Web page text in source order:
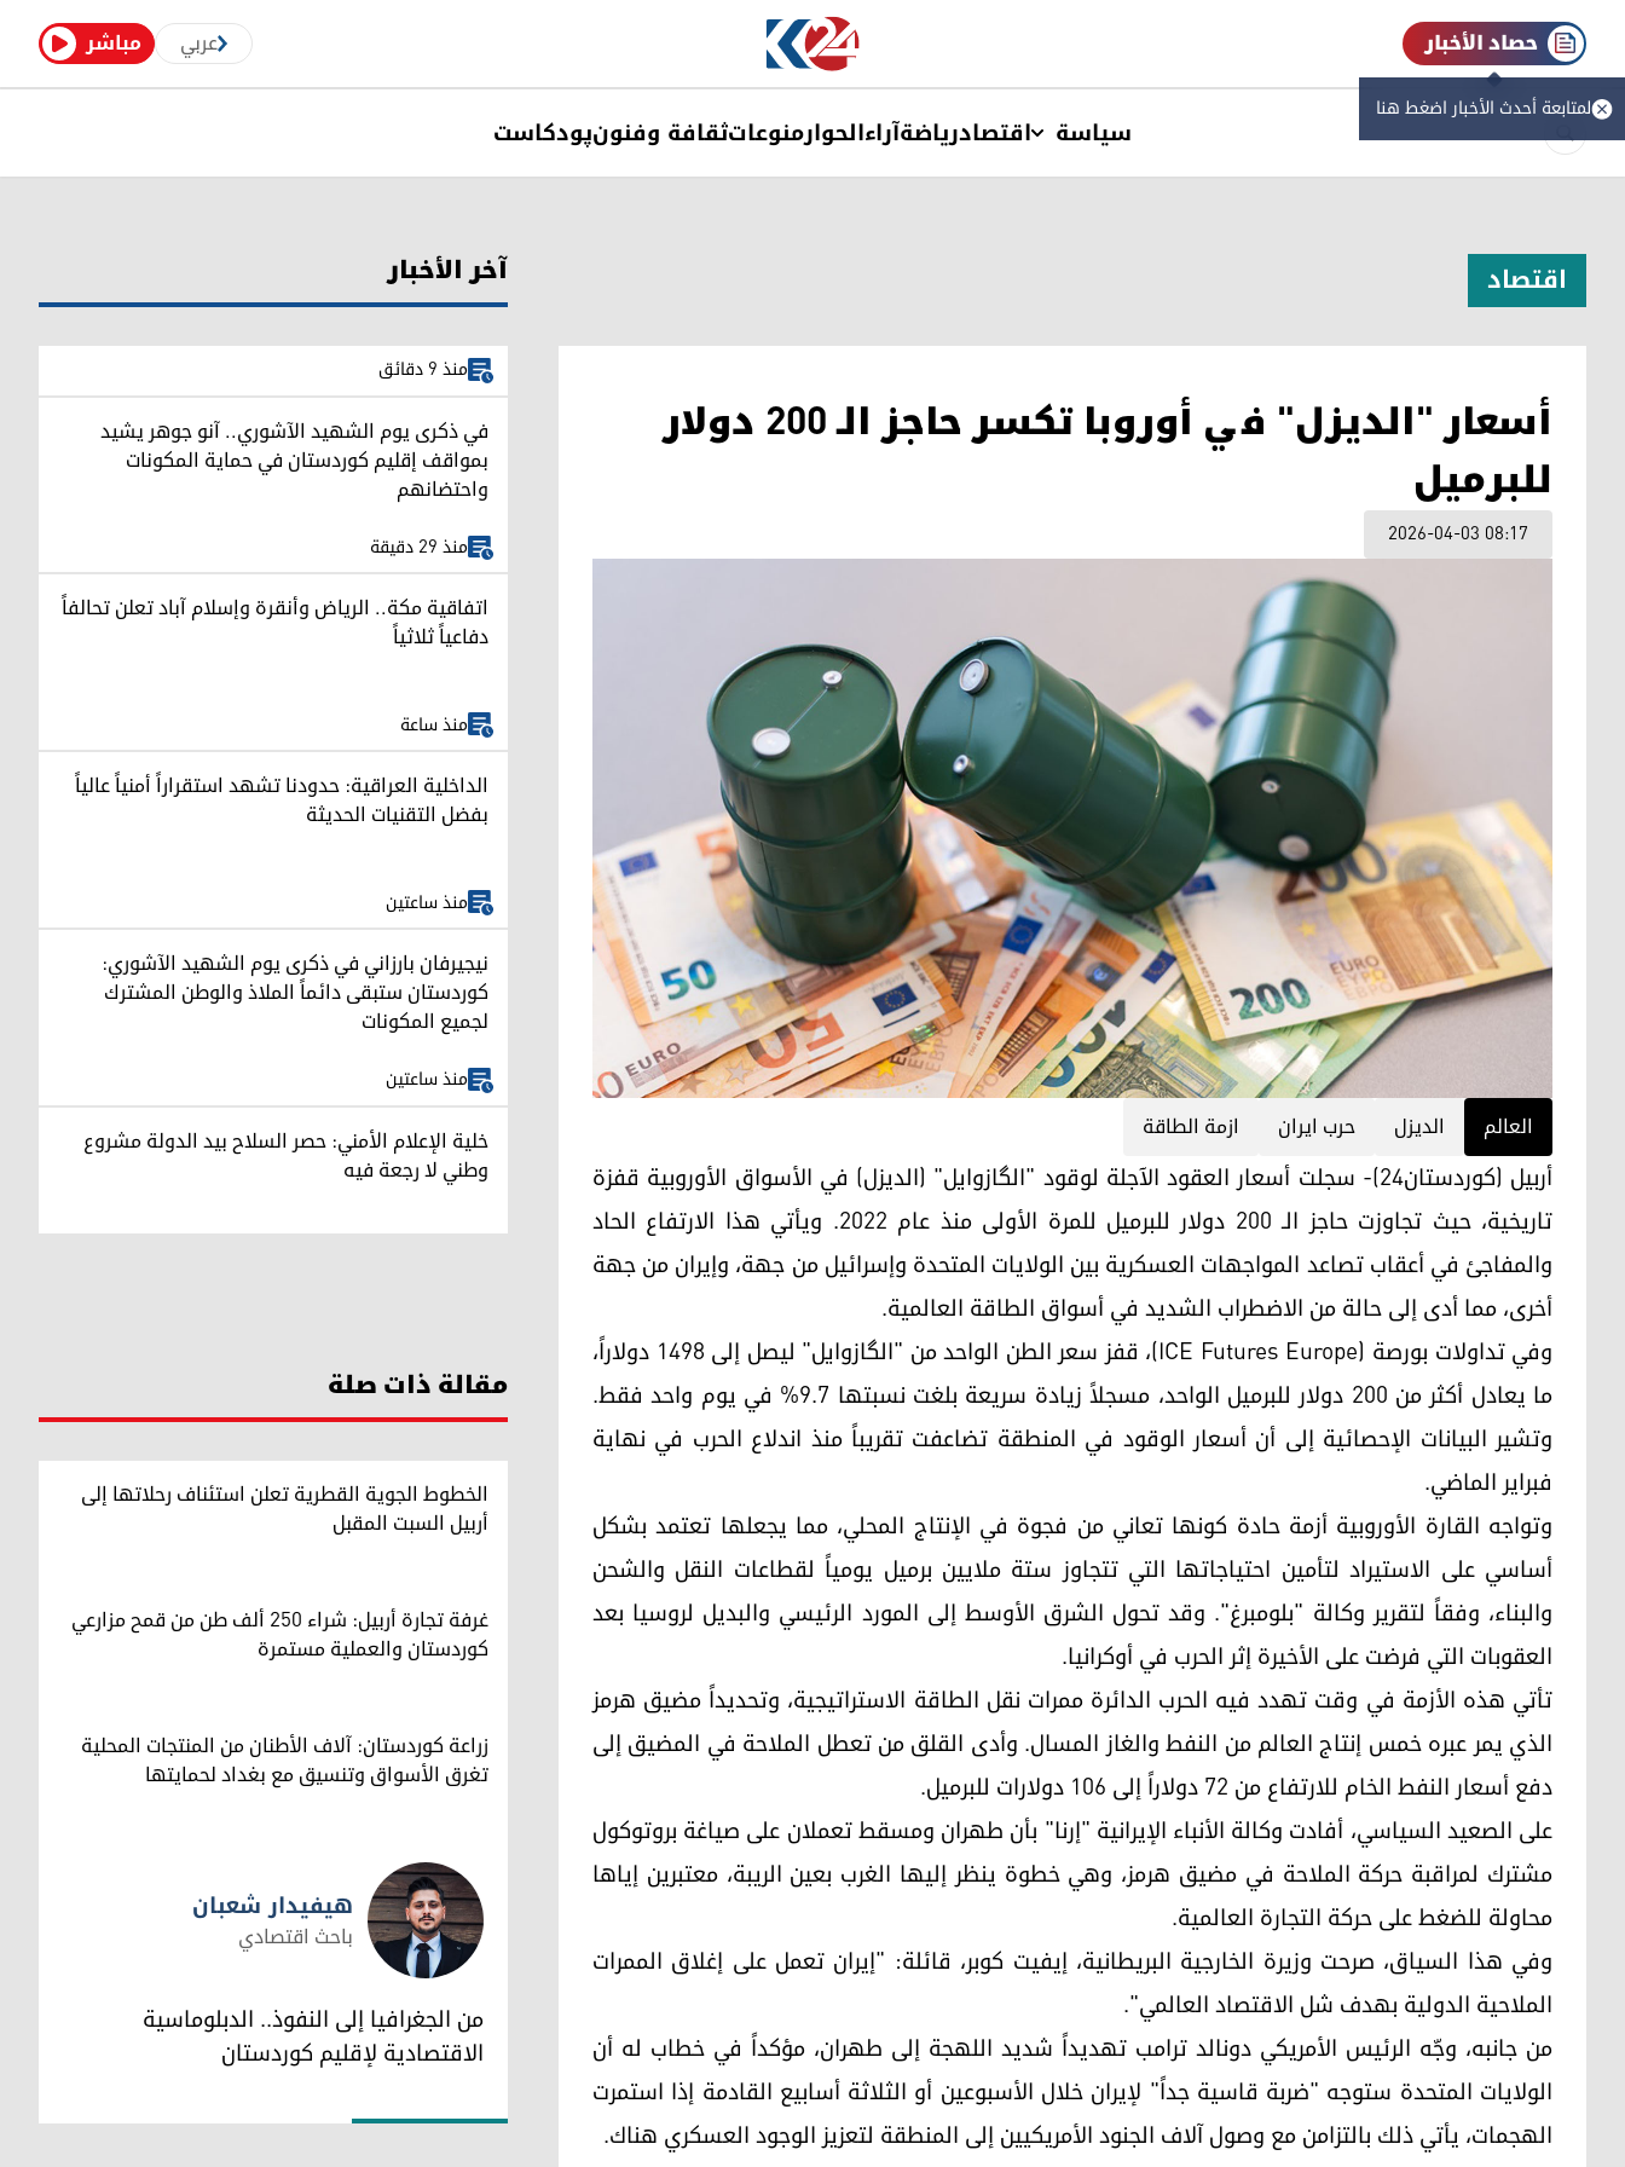
مباشر عربي حصاد الأخبار
لمتابعة أحدث الأخبار اضغط هنا
سیاسة اقتصادریاضةآراءالحوارمنوعاتثقافة وفنونپودکاست
اقتصاد
أسعار "الديزل" في أوروبا تكسر حاجز الـ 200 دولار
للبرميل
2026-04-03 08:17
العالم الديزل حرب ايران ازمة الطاقة
أربيل (كوردستان24)- سجلت أسعار العقود الآجلة لوقود "الگازوایل" (الديزل) في الأسواق الأوروبية قفزة
تاريخية، حيث تجاوزت حاجز الـ 200 دولار للبرميل للمرة الأولى منذ عام 2022. ويأتي هذا الارتفاع الحاد
والمفاجئ في أعقاب تصاعد المواجهات العسكرية بين الولايات المتحدة وإسرائيل من جهة، وإيران من جهة
أخرى، مما أدى إلى حالة من الاضطراب الشديد في أسواق الطاقة العالمية.
وفي تداولات بورصة (ICE Futures Europe)، قفز سعر الطن الواحد من "الگازوایل" ليصل إلى 1498 دولاراً،
ما يعادل أكثر من 200 دولار للبرميل الواحد، مسجلاً زيادة سريعة بلغت نسبتها 9.7% في يوم واحد فقط.
وتشير البيانات الإحصائية إلى أن أسعار الوقود في المنطقة تضاعفت تقريباً منذ اندلاع الحرب في نهاية
فبراير الماضي.
وتواجه القارة الأوروبية أزمة حادة كونها تعاني من فجوة في الإنتاج المحلي، مما يجعلها تعتمد بشكل
أساسي على الاستيراد لتأمين احتياجاتها التي تتجاوز ستة ملايين برميل يومياً لقطاعات النقل والشحن
والبناء، وفقاً لتقرير وكالة "بلومبرغ". وقد تحول الشرق الأوسط إلى المورد الرئيسي والبديل لروسيا بعد
العقوبات التي فرضت على الأخيرة إثر الحرب في أوكرانيا.
تأتي هذه الأزمة في وقت تهدد فيه الحرب الدائرة ممرات نقل الطاقة الاستراتيجية، وتحديداً مضيق هرمز
الذي يمر عبره خمس إنتاج العالم من النفط والغاز المسال. وأدى القلق من تعطل الملاحة في المضيق إلى
دفع أسعار النفط الخام للارتفاع من 72 دولاراً إلى 106 دولارات للبرميل.
على الصعيد السياسي، أفادت وكالة الأنباء الإيرانية "إرنا" بأن طهران ومسقط تعملان على صياغة بروتوكول
مشترك لمراقبة حركة الملاحة في مضيق هرمز، وهي خطوة ينظر إليها الغرب بعين الريبة، معتبرين إياها
محاولة للضغط على حركة التجارة العالمية.
وفي هذا السياق، صرحت وزيرة الخارجية البريطانية، إيفيت كوبر، قائلة: "إيران تعمل على إغلاق الممرات
الملاحية الدولية بهدف شل الاقتصاد العالمي".
من جانبه، وجّه الرئيس الأمريكي دونالد ترامب تهديداً شديد اللهجة إلى طهران، مؤكداً في خطاب له أن
الولايات المتحدة ستوجه "ضربة قاسية جداً" لإيران خلال الأسبوعين أو الثلاثة أسابيع القادمة إذا استمرت
الهجمات، يأتي ذلك بالتزامن مع وصول آلاف الجنود الأمريكيين إلى المنطقة لتعزيز الوجود العسكري هناك.
آخر الأخبار
منذ 9 دقائق
في ذكرى يوم الشهيد الآشوري.. آنو جوهر يشيد
بمواقف إقليم كوردستان في حماية المكونات
واحتضانهم
منذ 29 دقيقة
اتفاقية مكة.. الرياض وأنقرة وإسلام آباد تعلن تحالفاً
دفاعياً ثلاثياً
منذ ساعة
الداخلية العراقية: حدودنا تشهد استقراراً أمنياً عالياً
بفضل التقنيات الحديثة
منذ ساعتين
نيجيرفان بارزاني في ذكرى يوم الشهيد الآشوري:
كوردستان ستبقى دائماً الملاذ والوطن المشترك
لجميع المكونات
منذ ساعتين
خلية الإعلام الأمني: حصر السلاح بيد الدولة مشروع
وطني لا رجعة فيه
مقالة ذات صلة
الخطوط الجوية القطرية تعلن استئناف رحلاتها إلى
أربيل السبت المقبل
غرفة تجارة أربيل: شراء 250 ألف طن من قمح مزارعي
كوردستان والعملية مستمرة
زراعة كوردستان: آلاف الأطنان من المنتجات المحلية
تغرق الأسواق وتنسيق مع بغداد لحمايتها
هيفيدار شعبان
هيفيدار شعبان
باحث اقتصادي
من الجغرافيا إلى النفوذ.. الدبلوماسية
الاقتصادية لإقليم كوردستان